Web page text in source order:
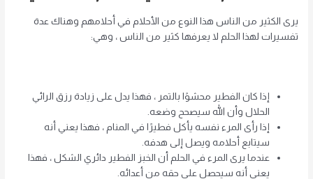
يرى الكثير من الناس هذا النوع من الأحلام في أحلامهم وهناك عدة
تفسيرات لهذا الحلم لا يعرفها كثير من الناس ، وهي:
إذا كان الفطير محشوًا بالتمر ، فهذا يدل على زيادة رزق الرائي
الحلال وأن الله سيصحح وضعه.
إذا رأى المرء نفسه يأكل فطيرًا في المنام ، فهذا يعني أنه
سيتابع أحلامه ويصل إلى هدفه.
عندما يرى المرء في الحلم أن الخبز الفطير دائري الشكل ، فهذا
يعني أنه سيحصل على حقه من أعدائه.